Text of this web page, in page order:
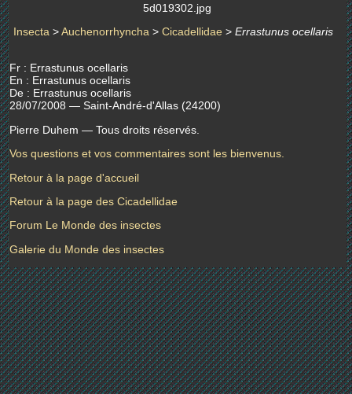
5d019302.jpg
Insecta >Auchenorrhyncha > Cicadellidae > Errastunus ocellaris
Fr : Errastunus ocellaris
En : Errastunus ocellaris
De : Errastunus ocellaris
28/07/2008 — Saint-André-d'Allas (24200)
Pierre Duhem — Tous droits réservés.
Vos questions et vos commentaires sont les bienvenus.
Retour à la page d'accueil
Retour à la page des Cicadellidae
Forum Le Monde des insectes
Galerie du Monde des insectes